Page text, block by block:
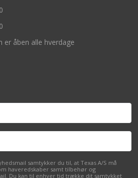
åben alle hverdage
samtykker du til, at Texas A/S må
haveredskaber samt tilbehør og
Du kan til enhver tid trække dit samtykket